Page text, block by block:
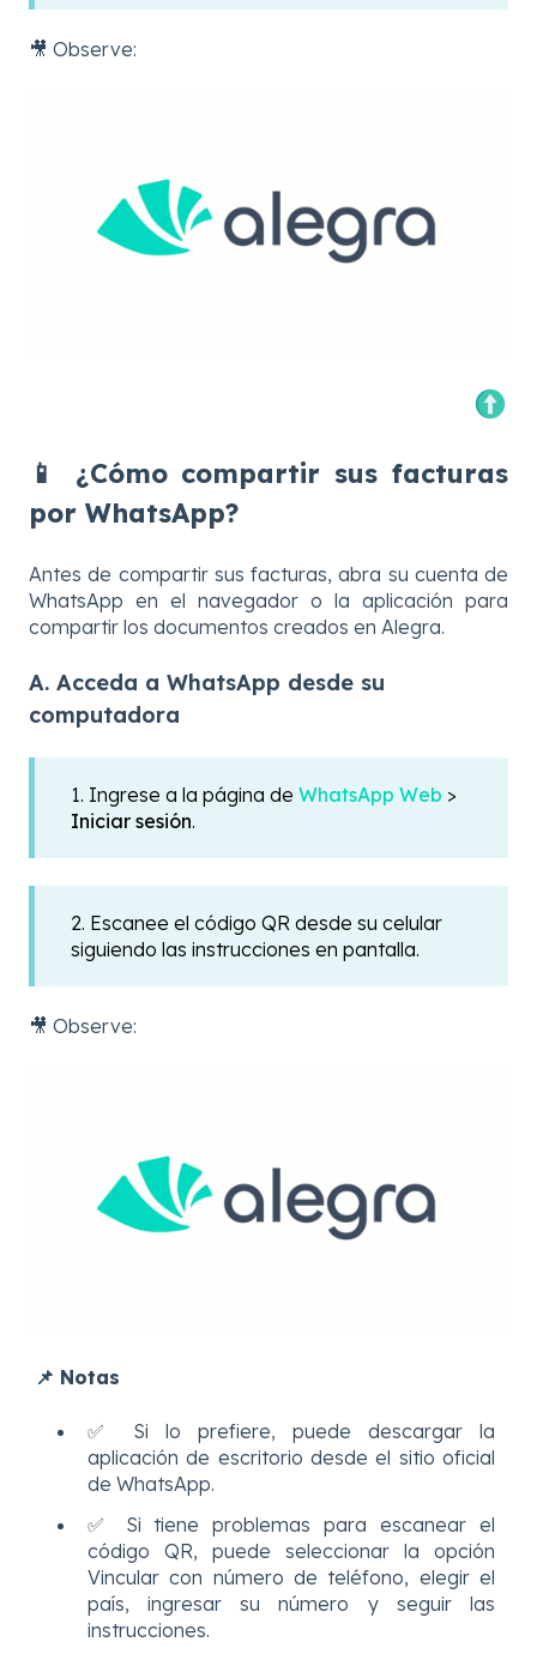
🎥 Observe:
📱 ¿Cómo compartir sus facturas
por WhatsApp?
Antes de compartir sus facturas, abra su cuenta de
WhatsApp en el navegador o la aplicación para
compartir los documentos creados en Alegra.
A. Acceda a WhatsApp desde su
computadora
1. Ingrese a la página de WhatsApp Web >
Iniciar sesión.
2. Escanee el código QR desde su celular
siguiendo las instrucciones en pantalla.
🎥 Observe:
📌 Notas
✅ Si lo prefiere, puede descargar la
aplicación de escritorio desde el sitio oficial
de WhatsApp.
✅ Si tiene problemas para escanear el
código QR, puede seleccionar la opción
Vincular con número de teléfono, elegir el
país, ingresar su número y seguir las
instrucciones.